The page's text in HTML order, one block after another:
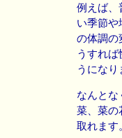
例えば、
い季節や
の体調の
うすれ
うになり
なんとな
菜、菜の
取れます